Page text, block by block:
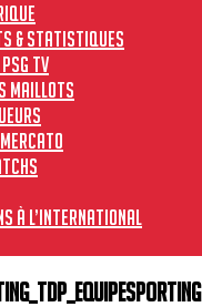
& Statistiques
TV
maillots
à l’international